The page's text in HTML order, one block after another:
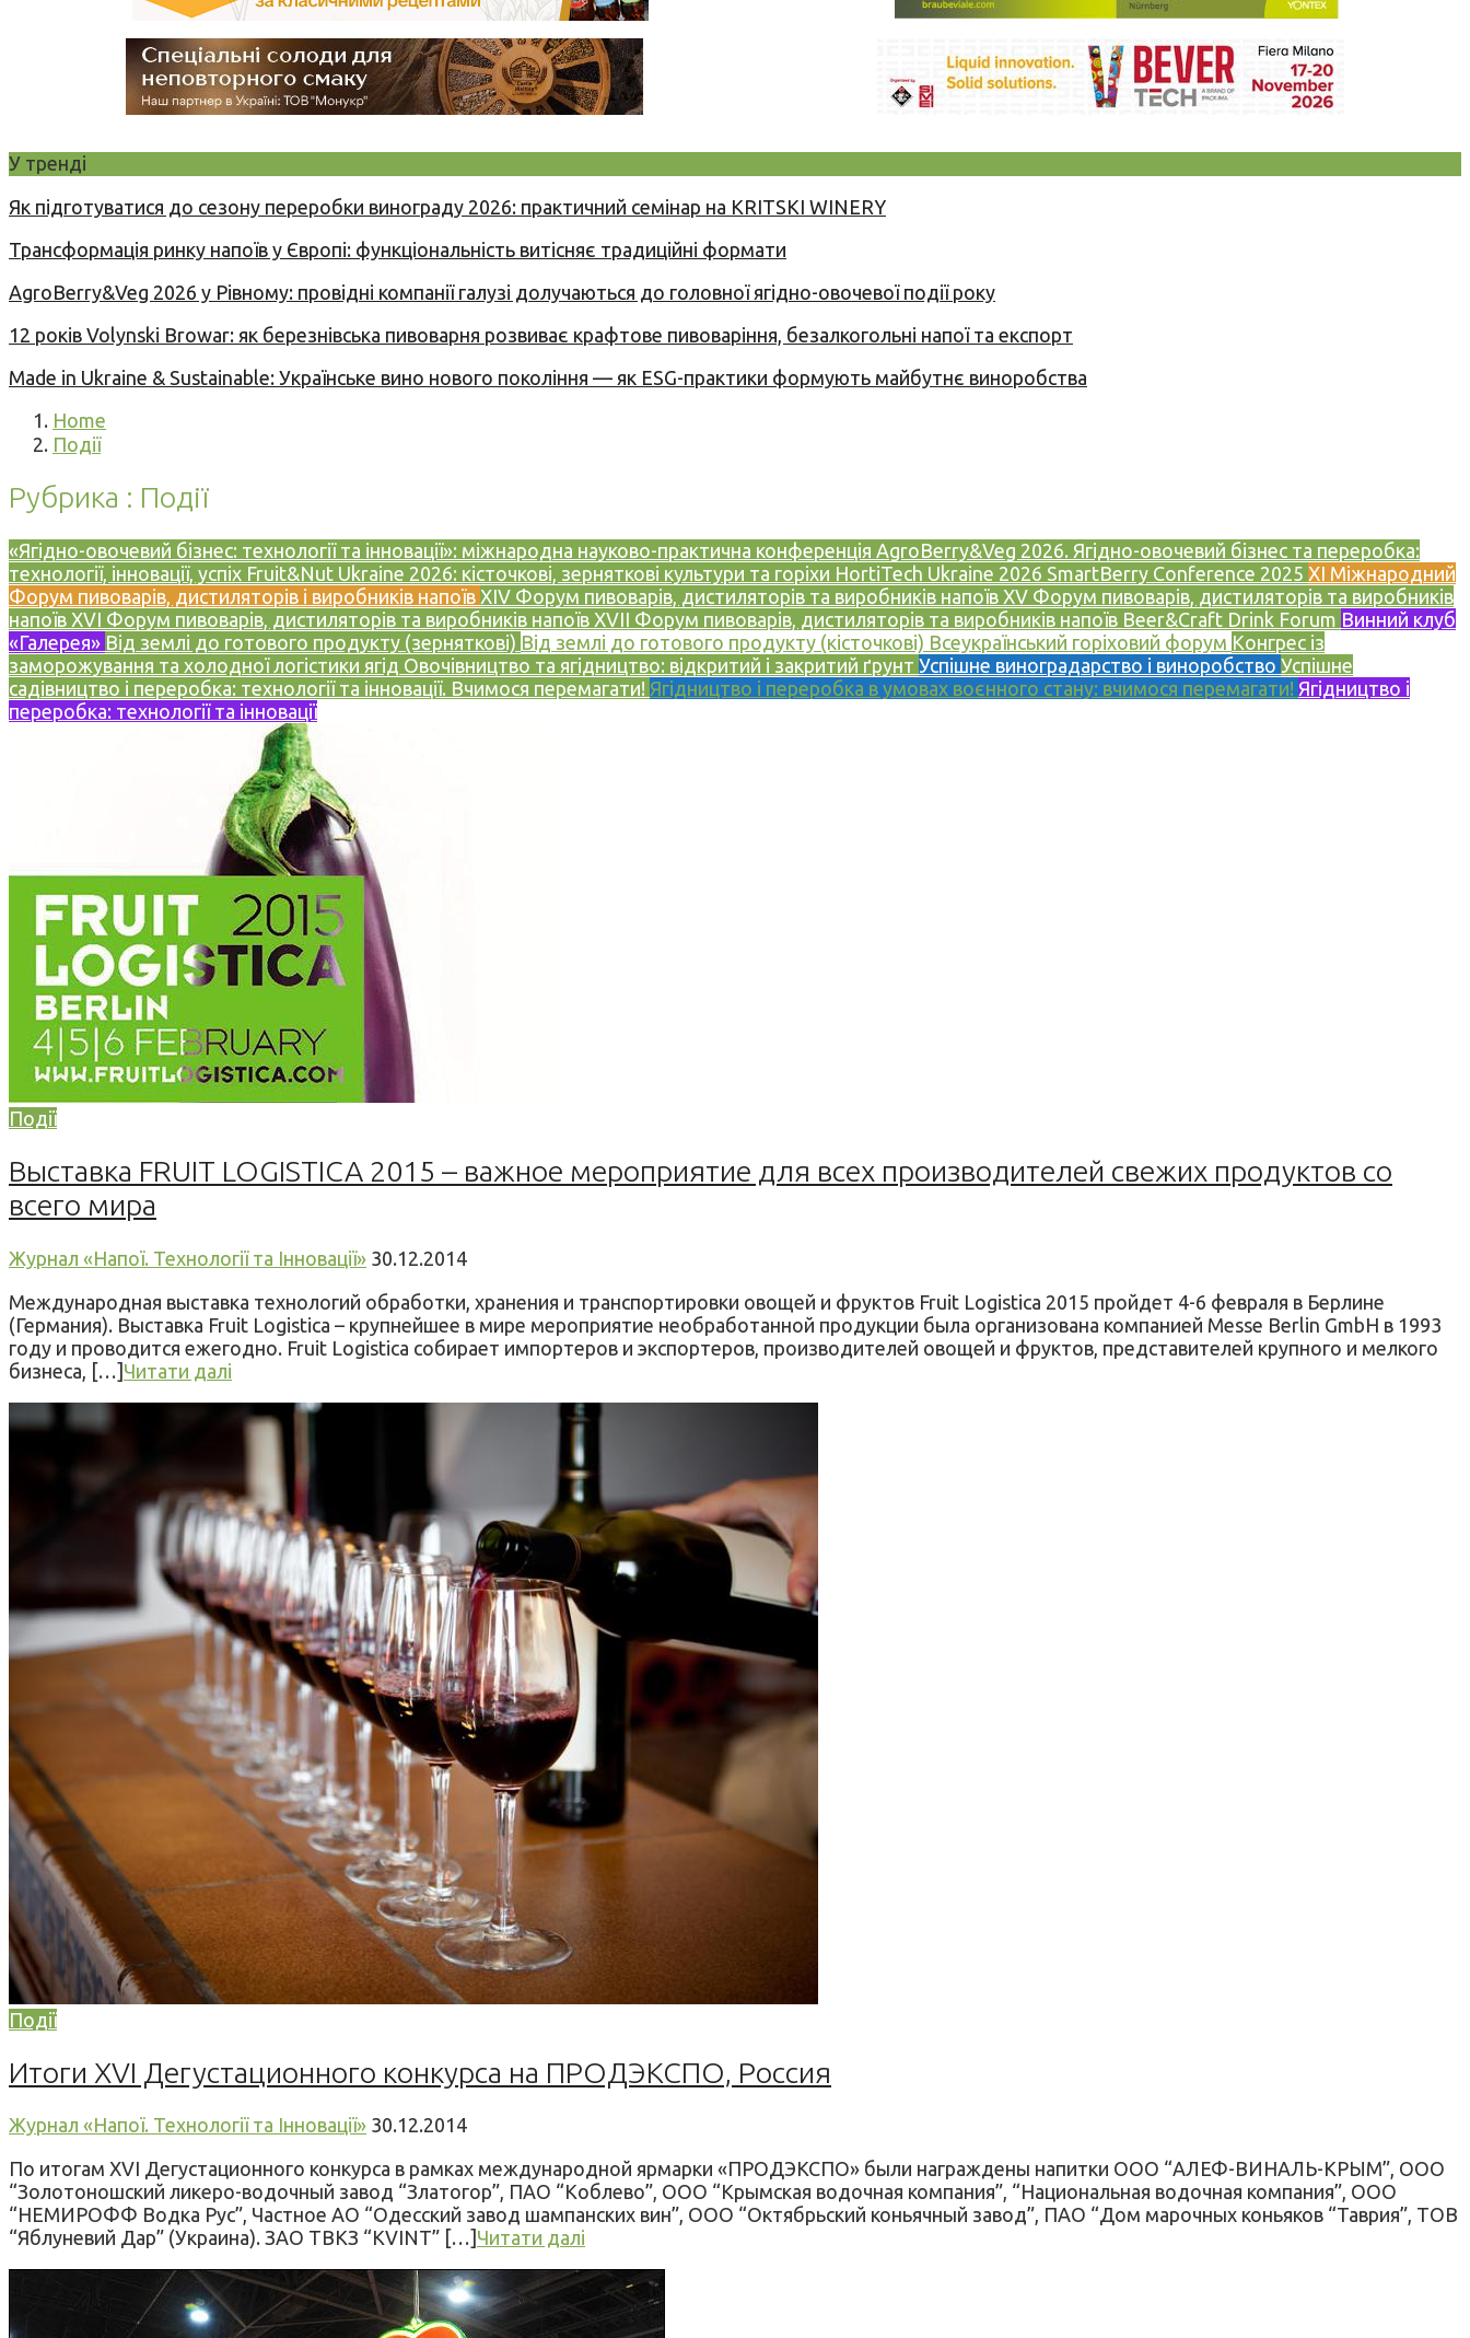
У тренді
Як підготуватися до сезону переробки винограду 2026: практичний семінар на KRITSKI WINERY
Трансформація ринку напоїв у Європі: функціональність витісняє традиційні формати
AgroBerry&Veg 2026 у Рівному: провідні компанії галузі долучаються до головної ягідно-овочевої події року
12 років Volynski Browar: як березнівська пивоварня розвиває крафтове пивоваріння, безалкогольні напої та експорт
Made in Ukraine & Sustainable: Українське вино нового покоління — як ESG-практики формують майбутнє виноробства
Home
Події
Рубрика : Події
«Ягідно-овочевий бізнес: технології та інновації»: міжнародна науково-практична конференція AgroBerry&Veg 2026. Ягідно-овочевий бізнес та переробка:
технології, інновації, успіх Fruit&Nut Ukraine 2026: кісточкові, зерняткові культури та горіхи HortiTech Ukraine 2026 SmartBerry Conference 2025 XI Міжнародний
Форум пивоварів, дистиляторів і виробників напоїв XIV Форум пивоварів, дистиляторів та виробників напоїв XV Форум пивоварів, дистиляторів та виробників
напоїв XVI Форум пивоварів, дистиляторів та виробників напоїв XVII Форум пивоварів, дистиляторів та виробників напоїв Beer&Craft Drink Forum Винний клуб
«Галерея» Від землі до готового продукту (зерняткові) Від землі до готового продукту (кісточкові) Всеукраїнський горіховий форум Конгрес із
заморожування та холодної логістики ягід Овочівництво та ягідництво: відкритий і закритий ґрунт Успішне виноградарство і виноробство Успішне
садівництво і переробка: технології та інновації. Вчимося перемагати! Ягідництво і переробка в умовах воєнного стану: вчимося перемагати! Ягідництво і
переробка: технології та інновації
Події
Выставка FRUIT LOGISTICA 2015 – важное мероприятие для всех производителей свежих продуктов со
всего мира
Журнал «Напої. Технології та Інновації» 30.12.2014
Международная выставка технологий обработки, хранения и транспортировки овощей и фруктов Fruit Logistica 2015 пройдет 4-6 февраля в Берлине
(Германия). Выставка Fruit Logistica – крупнейшее в мире мероприятие необработанной продукции была организована компанией Messe Berlin GmbH в 1993
году и проводится ежегодно. Fruit Logistica собирает импортеров и экспортеров, производителей овощей и фруктов, представителей крупного и мелкого
бизнеса, […] Читати далі
Події
Итоги XVI Дегустационного конкурса на ПРОДЭКСПО, Россия
Журнал «Напої. Технології та Інновації» 30.12.2014
По итогам XVI Дегустационного конкурса в рамках международной ярмарки «ПРОДЭКСПО» были награждены напитки ООО “АЛЕФ-ВИНАЛЬ-КРЫМ”, ООО
“Золотоношский ликеро-водочный завод “Златогор”, ПАО “Коблево”, ООО “Крымская водочная компания”, “Национальная водочная компания”, ООО
“НЕМИРОФФ Водка Рус”, Частное АО “Одесский завод шампанских вин”, ООО “Октябрьский коньячный завод”, ПАО “Дом марочных коньяков “Таврия”, ТОВ
“Яблуневий Дар” (Украина). ЗАО ТВКЗ “KVINT” […] Читати далі